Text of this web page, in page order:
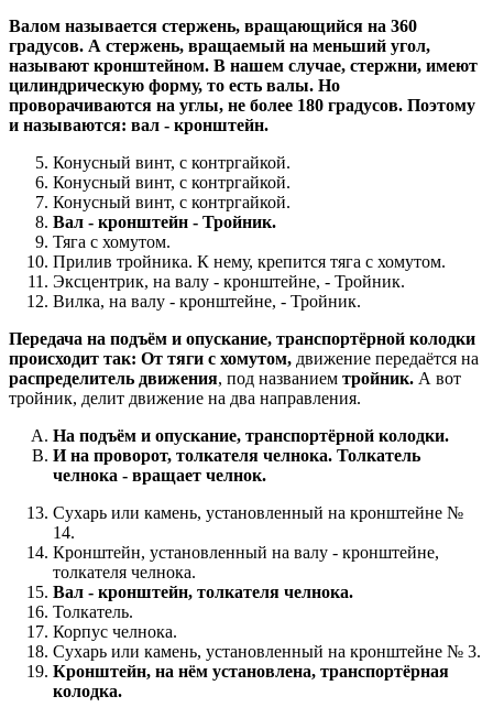
Валом называется стержень, вращающийся на 360
градусов. А стержень, вращаемый на меньший угол,
называют кронштейном. В нашем случае, стержни, имеют
цилиндрическую форму, то есть валы. Но
проворачиваются на углы, не более 180 градусов. Поэтому
и называются: вал - кронштейн.
Конусный винт, с контргайкой.
Конусный винт, с контргайкой.
Конусный винт, с контргайкой.
Вал - кронштейн - Тройник.
Тяга с хомутом.
Прилив тройника. К нему, крепится тяга с хомутом.
Эксцентрик, на валу - кронштейне, - Тройник.
Вилка, на валу - кронштейне, - Тройник.
Передача на подъём и опускание, транспортёрной колодки
происходит так: От тяги с хомутом, движение передаётся на
распределитель движения, под названием тройник. А вот
тройник, делит движение на два направления.
На подъём и опускание, транспортёрной колодки.
И на проворот, толкателя челнока. Толкатель
челнока - вращает челнок.
Сухарь или камень, установленный на кронштейне №
14.
Кронштейн, установленный на валу - кронштейне,
толкателя челнока.
Вал - кронштейн, толкателя челнока.
Толкатель.
Корпус челнока.
Сухарь или камень, установленный на кронштейне № 3.
Кронштейн, на нём установлена, транспортёрная
колодка.